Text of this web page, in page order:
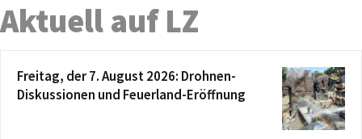
Aktuell auf LZ
Freitag, der 7. August 2026: Drohnen-
Diskussionen und Feuerland-Eröffnung